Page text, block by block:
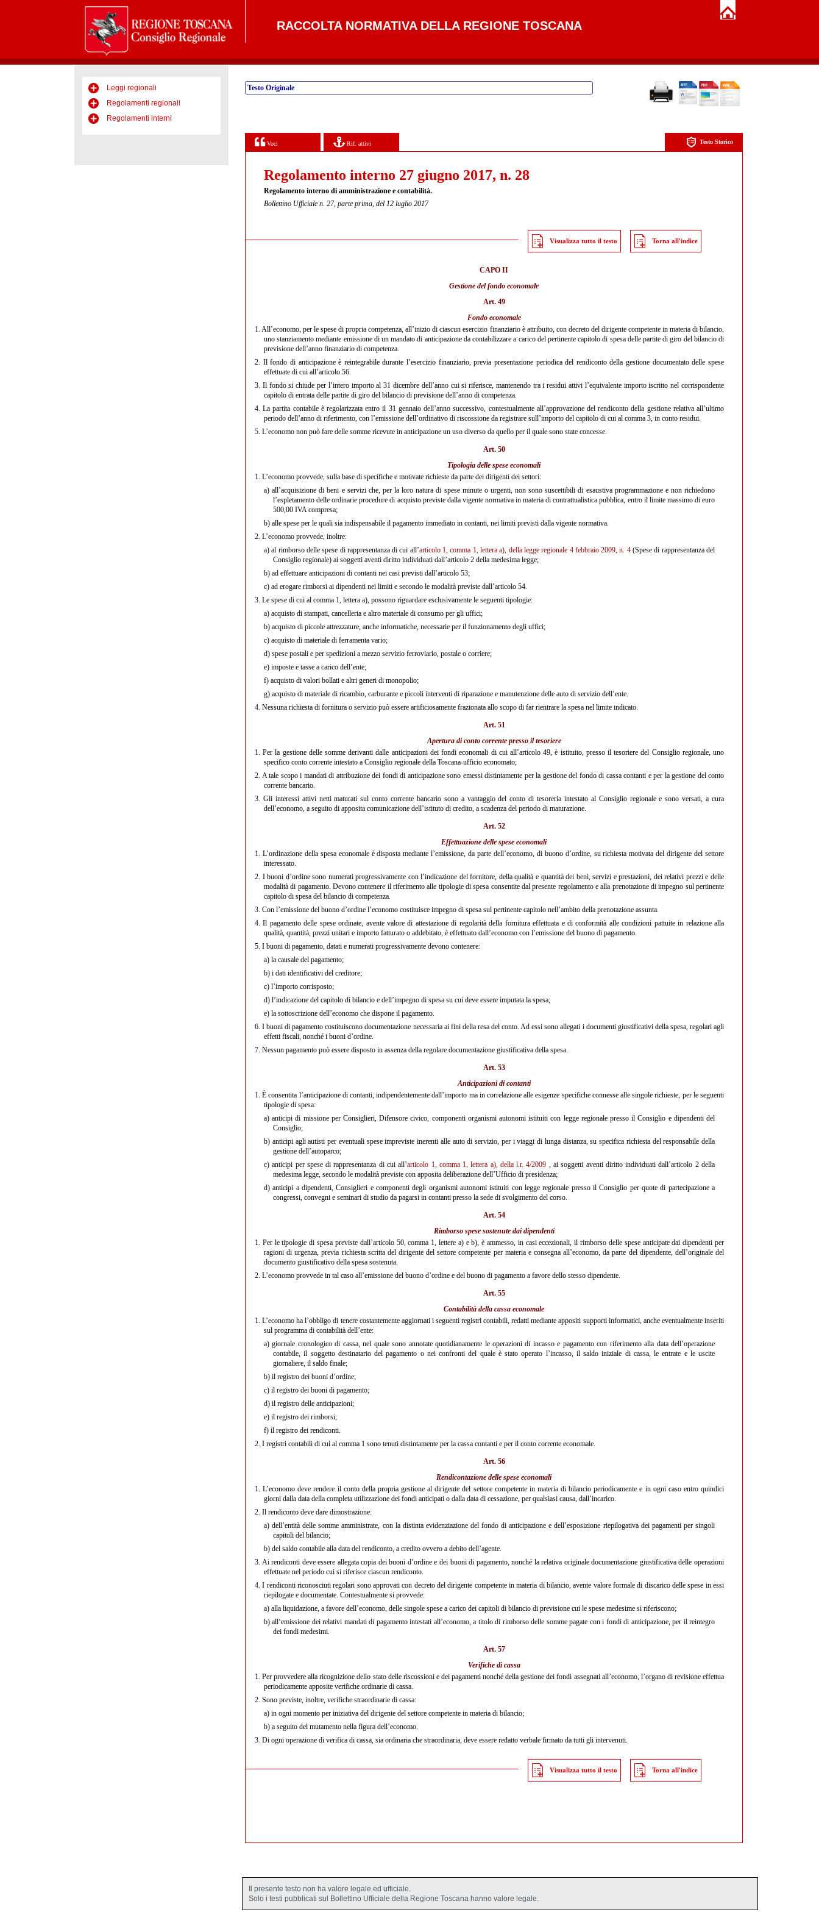
RACCOLTA NORMATIVA DELLA REGIONE TOSCANA
Leggi regionali
Regolamenti regionali
Regolamenti interni
Testo Originale
Voci Rif. attivi Testo Storico
Regolamento interno 27 giugno 2017, n. 28
Regolamento interno di amministrazione e contabilità.
Bollettino Ufficiale n. 27, parte prima, del 12 luglio 2017
Visualizza tutto il testo Torna all'indice
CAPO II
Gestione del fondo economale
Art. 49
Fondo economale
1.All’economo, per le spese di propria competenza, all’inizio di ciascun esercizio finanziario è attribuito, con decreto del dirigente competente in materia di bilancio,
uno stanziamento mediante emissione di un mandato di anticipazione da contabilizzare a carico del pertinente capitolo di spesa delle partite di giro del bilancio di
previsione dell’anno finanziario di competenza.
2. Il fondo di anticipazione è reintegrabile durante l’esercizio finanziario, previa presentazione periodica del rendiconto della gestione documentato delle spese
effettuate di cui all’articolo 56.
3. Il fondo si chiude per l’intero importo al 31 dicembre dell’anno cui si riferisce, mantenendo tra i residui attivi l’equivalente importo iscritto nel corrispondente
capitolo di entrata delle partite di giro del bilancio di previsione dell’anno di competenza.
4.La partita contabile è regolarizzata entro il 31 gennaio dell’anno successivo, contestualmente all’approvazione del rendiconto della gestione relativa all’ultimo
periodo dell’anno di riferimento, con l’emissione dell’ordinativo di riscossione da registrare sull’importo del capitolo di cui al comma 3, in conto residui.
5. L’economo non può fare delle somme ricevute in anticipazione un uso diverso da quello per il quale sono state concesse.
Art. 50
Tipologia delle spese economali
1. L’economo provvede, sulla base di specifiche e motivate richieste da parte dei dirigenti dei settori:
a) all’acquisizione di beni e servizi che, per la loro natura di spese minute o urgenti, non sono suscettibili di esaustiva programmazione e non richiedono
l’espletamento delle ordinarie procedure di acquisto previste dalla vigente normativa in materia di contrattualistica pubblica, entro il limite massimo di euro
500,00 IVA compresa;
b) alle spese per le quali sia indispensabile il pagamento immediato in contanti, nei limiti previsti dalla vigente normativa.
2. L’economo provvede, inoltre:
a) al rimborso delle spese di rappresentanza di cui all’articolo 1, comma 1, lettera a), della legge regionale 4 febbraio 2009, n. 4(Spese di rappresentanza del
Consiglio regionale) ai soggetti aventi diritto individuati dall’articolo 2 della medesima legge;
b) ad effettuare anticipazioni di contanti nei casi previsti dall’articolo 53;
c) ad erogare rimborsi ai dipendenti nei limiti e secondo le modalità previste dall’articolo 54.
3. Le spese di cui al comma 1, lettera a), possono riguardare esclusivamente le seguenti tipologie:
a) acquisto di stampati, cancelleria e altro materiale di consumo per gli uffici;
b) acquisto di piccole attrezzature, anche informatiche, necessarie per il funzionamento degli uffici;
c) acquisto di materiale di ferramenta vario;
d) spese postali e per spedizioni a mezzo servizio ferroviario, postale o corriere;
e) imposte e tasse a carico dell’ente;
f) acquisto di valori bollati e altri generi di monopolio;
g) acquisto di materiale di ricambio, carburante e piccoli interventi di riparazione e manutenzione delle auto di servizio dell’ente.
4. Nessuna richiesta di fornitura o servizio può essere artificiosamente frazionata allo scopo di far rientrare la spesa nel limite indicato.
Art. 51
Apertura di conto corrente presso il tesoriere
1. Per la gestione delle somme derivanti dalle anticipazioni dei fondi economali di cui all’articolo 49, è istituito, presso il tesoriere del Consiglio regionale, uno
specifico conto corrente intestato a Consiglio regionale della Toscana-ufficio economato;
2. A tale scopo i mandati di attribuzione dei fondi di anticipazione sono emessi distintamente per la gestione del fondo di cassa contanti e per la gestione del conto
corrente bancario.
3. Gli interessi attivi netti maturati sul conto corrente bancario sono a vantaggio del conto di tesoreria intestato al Consiglio regionale e sono versati, a cura
dell’economo, a seguito di apposita comunicazione dell’istituto di credito, a scadenza del periodo di maturazione.
Art. 52
Effettuazione delle spese economali
1. L’ordinazione della spesa economale è disposta mediante l’emissione, da parte dell’economo, di buono d’ordine, su richiesta motivata del dirigente del settore
interessato.
2. I buoni d’ordine sono numerati progressivamente con l’indicazione del fornitore, della qualità e quantità dei beni, servizi e prestazioni, dei relativi prezzi e delle
modalità di pagamento. Devono contenere il riferimento alle tipologie di spesa consentite dal presente regolamento e alla prenotazione di impegno sul pertinente
capitolo di spesa del bilancio di competenza.
3. Con l’emissione del buono d’ordine l’economo costituisce impegno di spesa sul pertinente capitolo nell’ambito della prenotazione assunta.
4. Il pagamento delle spese ordinate, avente valore di attestazione di regolarità della fornitura effettuata e di conformità alle condizioni pattuite in relazione alla
qualità, quantità, prezzi unitari e importo fatturato o addebitato, è effettuato dall’economo con l’emissione del buono di pagamento.
5. I buoni di pagamento, datati e numerati progressivamente devono contenere:
a) la causale del pagamento;
b) i dati identificativi del creditore;
c) l’importo corrisposto;
d) l’indicazione del capitolo di bilancio e dell’impegno di spesa su cui deve essere imputata la spesa;
e) la sottoscrizione dell’economo che dispone il pagamento.
6. I buoni di pagamento costituiscono documentazione necessaria ai fini della resa del conto. Ad essi sono allegati i documenti giustificativi della spesa, regolari agli
effetti fiscali, nonché i buoni d’ordine.
7. Nessun pagamento può essere disposto in assenza della regolare documentazione giustificativa della spesa.
Art. 53
Anticipazioni di contanti
1. È consentita l’anticipazione di contanti, indipendentemente dall’importo ma in correlazione alle esigenze specifiche connesse alle singole richieste, per le seguenti
tipologie di spesa:
a) anticipi di missione per Consiglieri, Difensore civico, componenti organismi autonomi istituiti con legge regionale presso il Consiglio e dipendenti del
Consiglio;
b) anticipi agli autisti per eventuali spese impreviste inerenti alle auto di servizio, per i viaggi di lunga distanza, su specifica richiesta del responsabile della
gestione dell’autoparco;
c) anticipi per spese di rappresentanza di cui all’articolo 1, comma 1, lettera a), della l.r. 4/2009 , ai soggetti aventi diritto individuati dall’articolo 2 della
medesima legge, secondo le modalità previste con apposita deliberazione dell’Ufficio di presidenza;
d) anticipi a dipendenti, Consiglieri e componenti degli organismi autonomi istituiti con legge regionale presso il Consiglio per quote di partecipazione a
congressi, convegni e seminari di studio da pagarsi in contanti presso la sede di svolgimento del corso.
Art. 54
Rimborso spese sostenute dai dipendenti
1. Per le tipologie di spesa previste dall’articolo 50, comma 1, lettere a) e b), è ammesso, in casi eccezionali, il rimborso delle spese anticipate dai dipendenti per
ragioni di urgenza, previa richiesta scritta del dirigente del settore competente per materia e consegna all’economo, da parte del dipendente, dell’originale del
documento giustificativo della spesa sostenuta.
2. L’economo provvede in tal caso all’emissione del buono d’ordine e del buono di pagamento a favore dello stesso dipendente.
Art. 55
Contabilità della cassa economale
1. L’economo ha l’obbligo di tenere costantemente aggiornati i seguenti registri contabili, redatti mediante appositi supporti informatici, anche eventualmente inseriti
sul programma di contabilità dell’ente:
a) giornale cronologico di cassa, nel quale sono annotate quotidianamente le operazioni di incasso e pagamento con riferimento alla data dell’operazione
contabile, il soggetto destinatario del pagamento o nei confronti del quale è stato operato l’incasso, il saldo iniziale di cassa, le entrate e le uscite
giornaliere, il saldo finale;
b) il registro dei buoni d’ordine;
c) il registro dei buoni di pagamento;
d) il registro delle anticipazioni;
e) il registro dei rimborsi;
f) il registro dei rendiconti.
2. I registri contabili di cui al comma 1 sono tenuti distintamente per la cassa contanti e per il conto corrente economale.
Art. 56
Rendicontazione delle spese economali
1. L’economo deve rendere il conto della propria gestione al dirigente del settore competente in materia di bilancio periodicamente e in ogni caso entro quindici
giorni dalla data della completa utilizzazione dei fondi anticipati o dalla data di cessazione, per qualsiasi causa, dall’incarico.
2. Il rendiconto deve dare dimostrazione:
a) dell’entità delle somme amministrate, con la distinta evidenziazione del fondo di anticipazione e dell’esposizione riepilogativa dei pagamenti per singoli
capitoli del bilancio;
b) del saldo contabile alla data del rendiconto, a credito ovvero a debito dell’agente.
3. Ai rendiconti deve essere allegata copia dei buoni d’ordine e dei buoni di pagamento, nonché la relativa originale documentazione giustificativa delle operazioni
effettuate nel periodo cui si riferisce ciascun rendiconto.
4. I rendiconti riconosciuti regolari sono approvati con decreto del dirigente competente in materia di bilancio, avente valore formale di discarico delle spese in essi
riepilogate e documentate. Contestualmente si provvede:
a) alla liquidazione, a favore dell’economo, delle singole spese a carico dei capitoli di bilancio di previsione cui le spese medesime si riferiscono;
b) all‘emissione dei relativi mandati di pagamento intestati all’economo, a titolo di rimborso delle somme pagate con i fondi di anticipazione, per il reintegro
dei fondi medesimi.
Art. 57
Verifiche di cassa
1. Per provvedere alla ricognizione dello stato delle riscossioni e dei pagamenti nonché della gestione dei fondi assegnati all’economo, l’organo di revisione effettua
periodicamente apposite verifiche ordinarie di cassa.
2. Sono previste, inoltre, verifiche straordinarie di cassa:
a) in ogni momento per iniziativa del dirigente del settore competente in materia di bilancio;
b) a seguito del mutamento nella figura dell’economo.
3. Di ogni operazione di verifica di cassa, sia ordinaria che straordinaria, deve essere redatto verbale firmato da tutti gli intervenuti.
Visualizza tutto il testo Torna all'indice
Il presente testo non ha valore legale ed ufficiale.
Solo i testi pubblicati sul Bollettino Ufficiale della Regione Toscana hanno valore legale.